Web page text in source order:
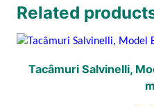
Related
Tacâmuri Salvinelli,